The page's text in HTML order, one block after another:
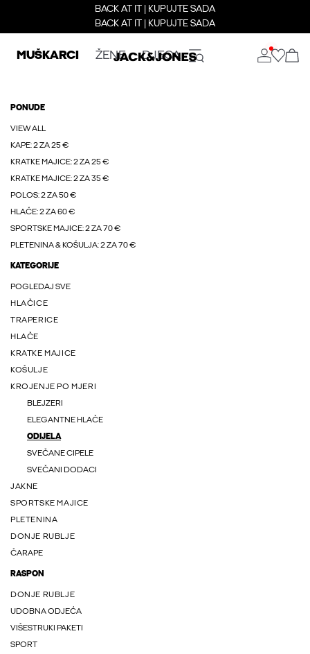
BACK AT IT | KUPUJTE SADA
BACK AT IT | KUPUJTE SADA
MUŠKARCI ŽENE DJECA
PONUDE
VIEW ALL
KAPE: 2 ZA 25 €
KRATKE MAJICE: 2 ZA 25 €
KRATKE MAJICE: 2 ZA 35 €
POLOS: 2 ZA 50 €
HLAČE: 2 ZA 60 €
SPORTSKE MAJICE: 2 ZA 70 €
PLETENINA & KOŠULJA: 2 ZA 70 €
KATEGORIJE
POGLEDAJ SVE
HLAČICE
TRAPERICE
HLAČE
KRATKE MAJICE
KOŠULJE
KROJENJE PO MJERI
BLEJZERI
ELEGANTNE HLAČE
ODIJELA
SVEČANE CIPELE
SVEČANI DODACI
JAKNE
SPORTSKE MAJICE
PLETENINA
DONJE RUBLJE
ČARAPE
RASPON
DONJE RUBLJE
UDOBNA ODJEĆA
VIŠESTRUKI PAKETI
SPORT